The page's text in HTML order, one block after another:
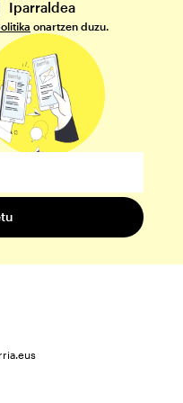
Iparraldea
onartzen duzu.